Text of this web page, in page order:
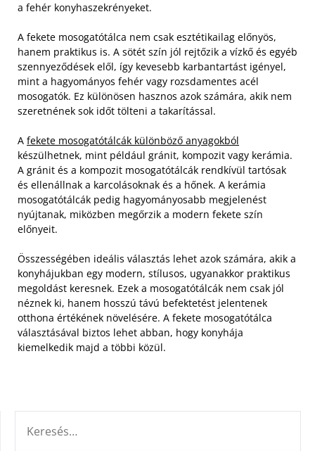
a fehér konyhaszekrényeket.
A fekete mosogatótálca nem csak esztétikailag előnyös,
hanem praktikus is. A sötét szín jól rejtőzik a vízkő és egyéb
szennyeződések elől, így kevesebb karbantartást igényel,
mint a hagyományos fehér vagy rozsdamentes acél
mosogatók. Ez különösen hasznos azok számára, akik nem
szeretnének sok időt tölteni a takarítással.
A fekete mosogatótálcák különböző anyagokból
készülhetnek, mint például gránit, kompozit vagy kerámia.
A gránit és a kompozit mosogatótálcák rendkívül tartósak
és ellenállnak a karcolásoknak és a hőnek. A kerámia
mosogatótálcák pedig hagyományosabb megjelenést
nyújtanak, miközben megőrzik a modern fekete szín
előnyeit.
Összességében ideális választás lehet azok számára, akik a
konyhájukban egy modern, stílusos, ugyanakkor praktikus
megoldást keresnek. Ezek a mosogatótálcák nem csak jól
néznek ki, hanem hosszú távú befektetést jelentenek
otthona értékének növelésére. A fekete mosogatótálca
választásával biztos lehet abban, hogy konyhája
kiemelkedik majd a többi közül.